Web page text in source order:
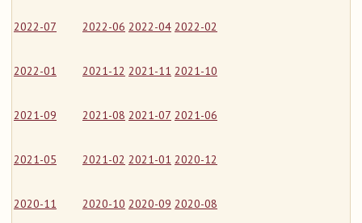
2022-07 2022-06 2022-04 2022-02
2022-01 2021-12 2021-11 2021-10
2021-09 2021-08 2021-07 2021-06
2021-05 2021-02 2021-01 2020-12
2020-11 2020-10 2020-09 2020-08